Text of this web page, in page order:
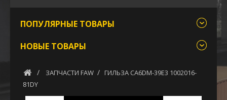
ПОПУЛЯРНЫЕ ТОВАРЫ
НОВЫЕ ТОВАРЫ
ЗАПЧАСТИ FAW
ГИЛЬЗА CA6DM-39E3 1002016-
81DY